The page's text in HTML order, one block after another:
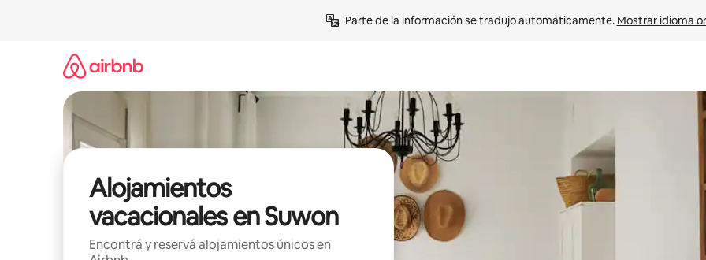
Parte de la información se tradujo automáticamente. Mostrar idioma
Alojamientos
vacacionales en Suwon
Encontrá y reservá alojamientos únicos en